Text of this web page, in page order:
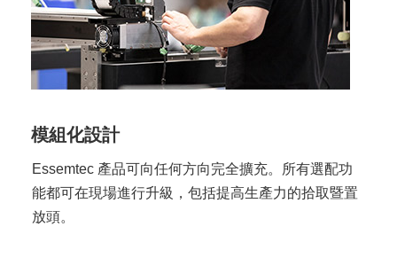
模組化設計
Essemtec 產品可向任何方向完全擴充。所有選配功
能都可在現場進行升級，包括提高生產力的拾取暨置
放頭。